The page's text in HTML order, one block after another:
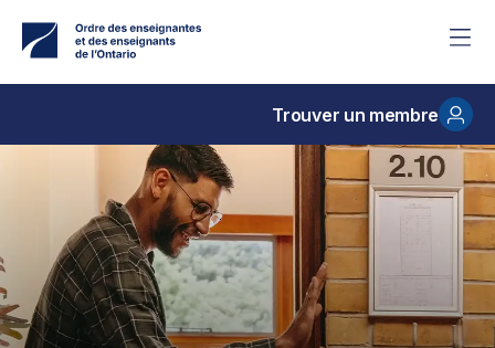
contenu
Trouver un membre